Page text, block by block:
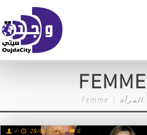
FEMME
Femme | المرأة
/ 28/06/2026 / 0